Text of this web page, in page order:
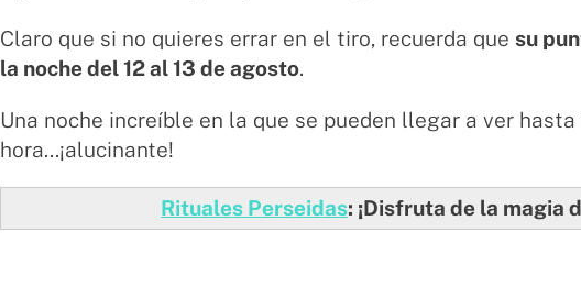
Claro que si no quieres errar en el tiro, recuerda quesu
la noche del 12 al 13 de agosto.
Una noche increíble en la que se pueden llegar a ver
hora...¡alucinante!
Rituales Perseidas: ¡Disfruta de la magia